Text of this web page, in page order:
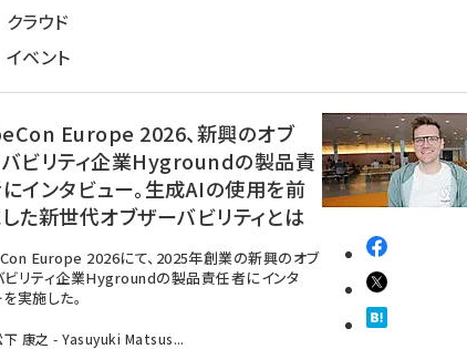
クラウド
イベント
Europe 2026、新興のオブ
ビリティ企業Hygroundの製品責
インタビュー。生成AIの使用を前
た新世代オブザーバビリティとは
Europe 2026にて、2025年創業の新興のオブ
ビリティ企業Hygroundの製品責任者にインタ
実施した。
下 康之 - Yasuyuki Matsus...